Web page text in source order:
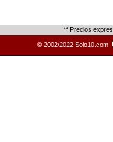
** Precios
© 2002/2022 Solo10.com